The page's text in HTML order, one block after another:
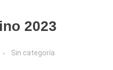
2023
Sin categoría